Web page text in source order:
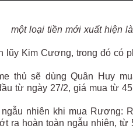
một loại tiền mới xuất hiện
lũy Kim Cương, trong đó có
thủ sẽ dùng Quân Huy
từ ngày 27/2, giá mua từ
nhiên khi mua Rương:
ra hoàn toàn ngẫu nhiên, từ